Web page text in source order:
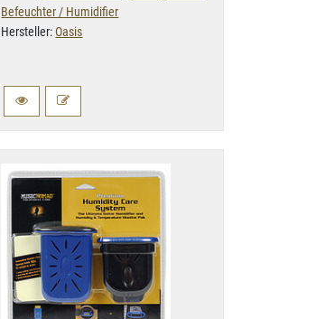
Befeuchter / Humidifier
Hersteller:Oasis